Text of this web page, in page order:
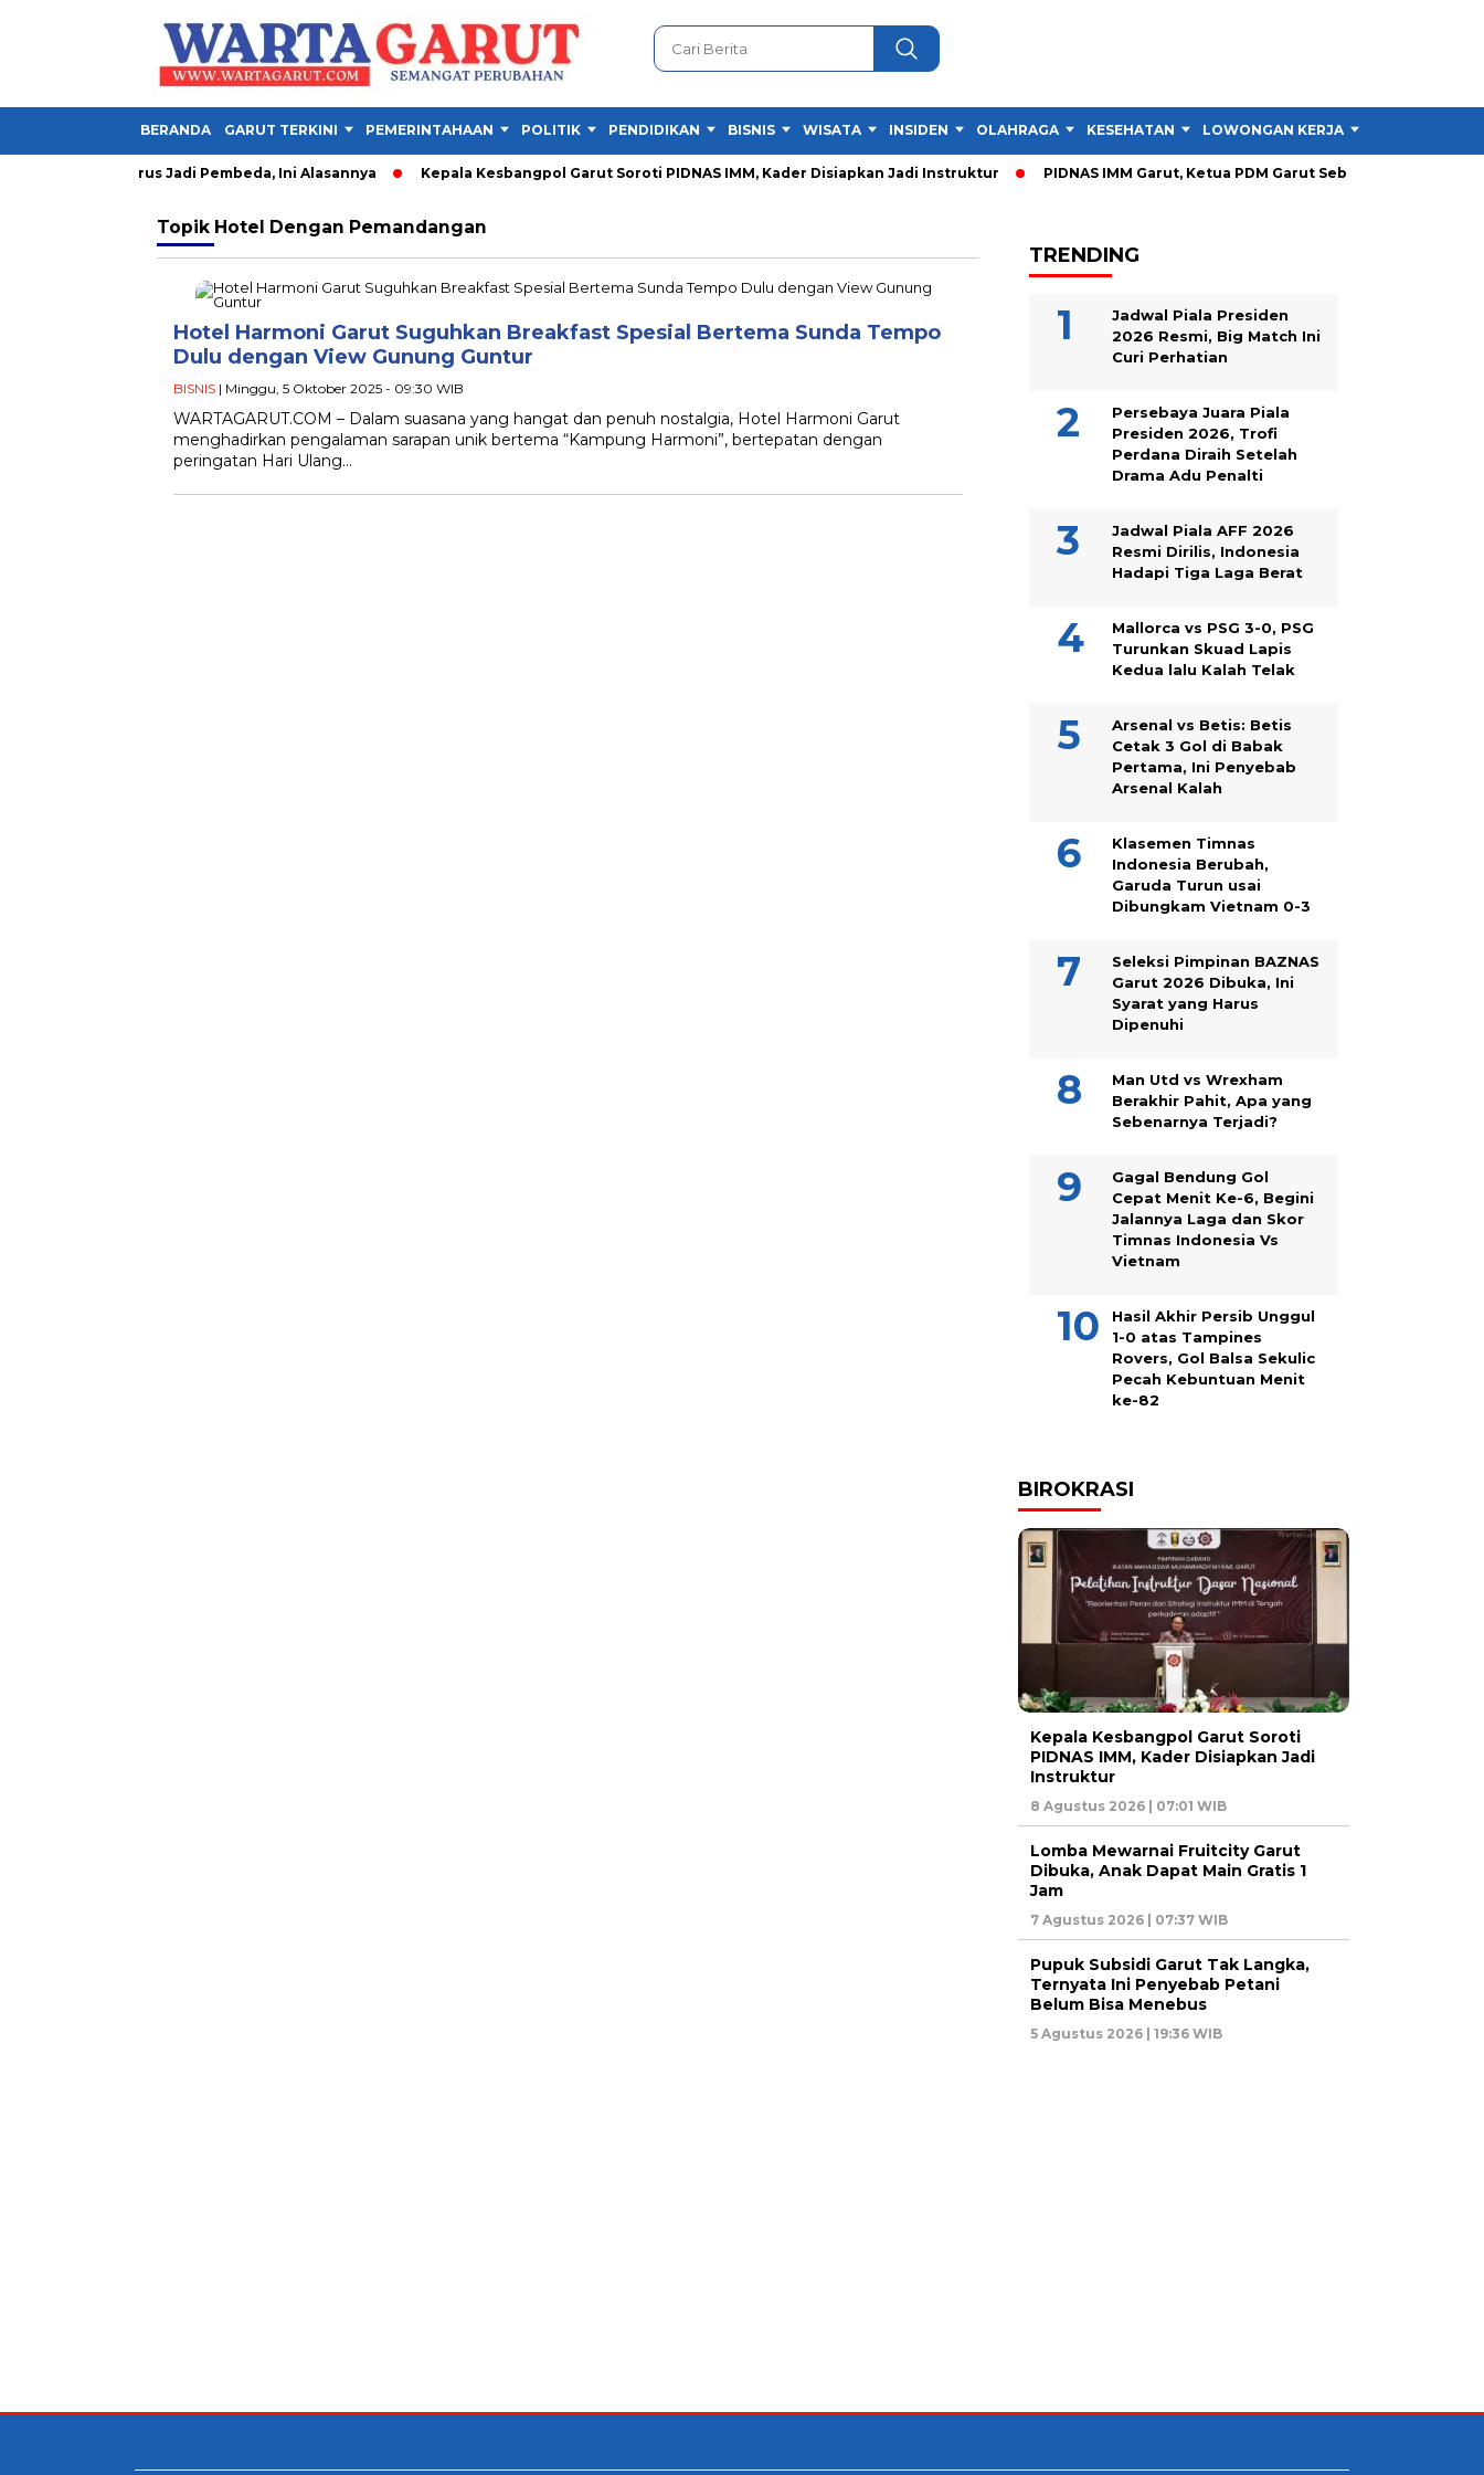
BERANDA GARUT TERKINI PEMERINTAHAAN POLITIK PENDIDIKAN BISNIS WISATA INSIDEN OLAHRAGA KESEHATAN LOWONGAN KERJA
Kader IMM Harus Jadi Pembeda, Ini Alasannya Kepala Kesbangpol Garut Soroti PIDNAS IMM, Kader Disiapkan Jadi Instruktur PIDNAS IMM Garut, Ketua PDM Garut Sebut RTL Lebih
Topik Hotel Dengan Pemandangan
Hotel Harmoni Garut Suguhkan Breakfast Spesial Bertema Sunda Tempo
Dulu dengan View Gunung Guntur
BISNIS | Minggu, 5 Oktober 2025 - 09:30 WIB
WARTAGARUT.COM – Dalam suasana yang hangat dan penuh nostalgia, Hotel Harmoni Garut
menghadirkan pengalaman sarapan unik bertema “Kampung Harmoni”, bertepatan dengan
peringatan Hari Ulang…
TRENDING
Jadwal Piala Presiden
2026 Resmi, Big Match Ini
Curi Perhatian
Persebaya Juara Piala
Presiden 2026, Trofi
Perdana Diraih Setelah
Drama Adu Penalti
Jadwal Piala AFF 2026
Resmi Dirilis, Indonesia
Hadapi Tiga Laga Berat
Mallorca vs PSG 3-0, PSG
Turunkan Skuad Lapis
Kedua lalu Kalah Telak
Arsenal vs Betis: Betis
Cetak 3 Gol di Babak
Pertama, Ini Penyebab
Arsenal Kalah
Klasemen Timnas
Indonesia Berubah,
Garuda Turun usai
Dibungkam Vietnam 0-3
Seleksi Pimpinan BAZNAS
Garut 2026 Dibuka, Ini
Syarat yang Harus
Dipenuhi
Man Utd vs Wrexham
Berakhir Pahit, Apa yang
Sebenarnya Terjadi?
Gagal Bendung Gol
Cepat Menit Ke-6, Begini
Jalannya Laga dan Skor
Timnas Indonesia Vs
Vietnam
Hasil Akhir Persib Unggul
1-0 atas Tampines
Rovers, Gol Balsa Sekulic
Pecah Kebuntuan Menit
ke-82
BIROKRASI
Kepala Kesbangpol Garut Soroti
PIDNAS IMM, Kader Disiapkan Jadi
Instruktur
8 Agustus 2026 | 07:01 WIB
Lomba Mewarnai Fruitcity Garut
Dibuka, Anak Dapat Main Gratis 1
Jam
7 Agustus 2026 | 07:37 WIB
Pupuk Subsidi Garut Tak Langka,
Ternyata Ini Penyebab Petani
Belum Bisa Menebus
5 Agustus 2026 | 19:36 WIB